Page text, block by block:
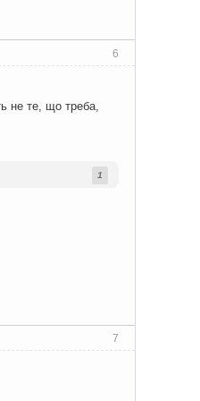
6
не те, що треба,
1
7